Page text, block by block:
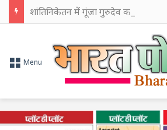
Menu